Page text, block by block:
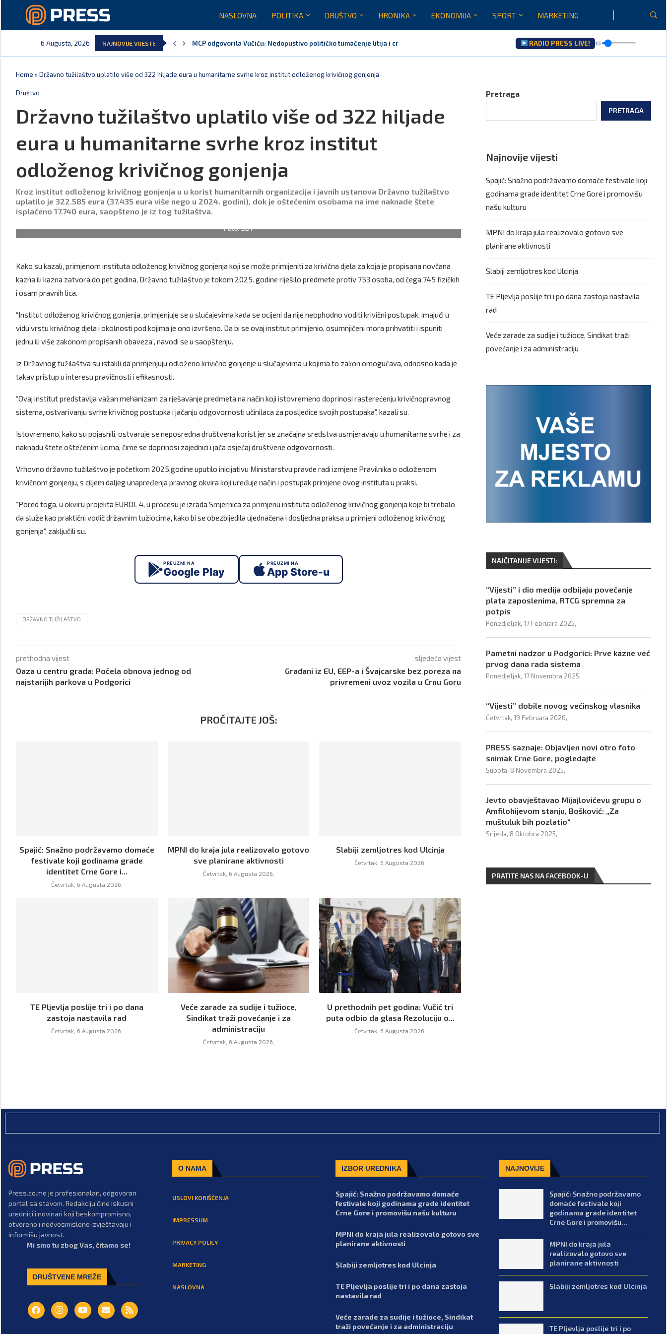
NASLOVNA POLITIKA DRUŠTVO HRONIKA EKONOMIJA SPORT MARKETING
6 Augusta, 2026 NAJNOVIJE VIJESTI:
MCP odgovorila Vučiću: Nedopustivo političko tumačenje litija i crkvenih pitanja
Andrić: Crnoj Gori nije bilo mjesto na obilježavanju „Oluje“
Spajić: Gusinje primjer sredine u kojoj se različiti identiteti međusobno uvažavaju...
Vučić čuva Marovića do zastare presude
Poreska uprava: Za sedam mjeseci naplaćeno više od milijardu eura bruto...
Laković: Crna Gora nije dobila zvaničnu inicijativu za centre za migrante
RADIO PRESS LIVE!
Home »Državno tužilaštvo uplatilo više od 322 hiljade eura u humanitarne svrhe kroz institut odloženog krivičnog gonjenja
Društvo
Državno tužilaštvo uplatilo više od 322 hiljade
eura u humanitarne svrhe kroz institut
odloženog krivičnog gonjenja
Kroz institut odloženog krivičnog gonjenja u u korist humanitarnih organizacija i javnih ustanova Državno tužilaštvo
uplatilo je 322.585 eura (37.435 eura više nego u 2024. godini), dok je oštećenim osobama na ime naknade štete
isplaćeno 17.740 eura, saopšteno je iz tog tužilaštva.
Foto: SDT
Kako su kazali, primjenom instituta odloženog krivičnog gonjenja koji se može primijeniti za krivična djela za koja je propisana novčana
kazna ili kazna zatvora do pet godina, Državno tužilaštvo je tokom 2025. godine riješilo predmete protiv 753 osoba, od čega 745 fizičkih
i osam pravnih lica.
“Institut odloženog krivičnog gonjenja, primjenjuje se u slučajevima kada se ocijeni da nije neophodno voditi krivični postupak, imajući u
vidu vrstu krivičnog djela i okolnosti pod kojima je ono izvršeno. Da bi se ovaj institut primijenio, osumnjičeni mora prihvatiti i ispuniti
jednu ili više zakonom propisanih obaveza”, navodi se u saopštenju.
Iz Državnog tužilaštva su istakli da primjenjuju odloženo krivično gonjenje u slučajevima u kojima to zakon omogućava, odnosno kada je
takav pristup u interesu pravičnosti i efikasnosti.
“Ovaj institut predstavlja važan mehanizam za rješavanje predmeta na način koji istovremeno doprinosi rasterećenju krivičnopravnog
sistema, ostvarivanju svrhe krivičnog postupka i jačanju odgovornosti učinilaca za posljedice svojih postupaka”, kazali su.
Istovremeno, kako su pojasnili, ostvaruje se neposredna društvena korist jer se značajna sredstva usmjeravaju u humanitarne svrhe i za
naknadu štete oštećenim licima, čime se doprinosi zajednici i jača osjećaj društvene odgovornosti.
Vrhovno državno tužilaštvo je početkom 2025.godine uputilo inicijativu Ministarstvu pravde radi izmjene Pravilnika o odloženom
krivičnom gonjenju, s ciljem daljeg unapređenja pravnog okvira koji uređuje način i postupak primjene ovog instituta u praksi.
“Pored toga, u okviru projekta EUROL 4, u procesu je izrada Smjernica za primjenu instituta odloženog krivičnog gonjenja koje bi trebalo
da služe kao praktični vodič državnim tužiocima, kako bi se obezbijedila ujednačena i dosljedna praksa u primjeni odloženog krivičnog
gonjenja”, zaključili su.
PREUZMI NA
Google Play
PREUZMI NA
App Store-u
DRŽAVNO TUŽILAŠTVO
prethodna vijest
Oaza u centru grada: Počela obnova jednog od
najstarijih parkova u Podgorici
sljedeća vijest
Građani iz EU, EEP-a i Švajcarske bez poreza na
privremeni uvoz vozila u Crnu Goru
PROČITAJTE JOŠ:
Spajić: Snažno podržavamo domaće
festivale koji godinama grade
identitet Crne Gore i...
Četvrtak, 6 Augusta 2026,
MPNI do kraja jula realizovalo gotovo
sve planirane aktivnosti
Četvrtak, 6 Augusta 2026,
Slabiji zemljotres kod Ulcinja
Četvrtak, 6 Augusta 2026,
TE Pljevlja poslije tri i po dana
zastoja nastavila rad
Četvrtak, 6 Augusta 2026,
Veće zarade za sudije i tužioce,
Sindikat traži povećanje i za
administraciju
Četvrtak, 6 Augusta 2026,
U prethodnih pet godina: Vučić tri
puta odbio da glasa Rezoluciju o...
Četvrtak, 6 Augusta 2026,
Pretraga
PRETRAGA
Najnovije vijesti
Spajić: Snažno podržavamo domaće festivale koji
godinama grade identitet Crne Gore i promovišu
našu kulturu
MPNI do kraja jula realizovalo gotovo sve
planirane aktivnosti
Slabiji zemljotres kod Ulcinja
TE Pljevlja poslije tri i po dana zastoja nastavila
rad
Veće zarade za sudije i tužioce, Sindikat traži
povećanje i za administraciju
NAJČITANIJE VIJESTI:
“Vijesti” i dio medija odbijaju povećanje
plata zaposlenima, RTCG spremna za
potpis
Ponedjeljak, 17 Februara 2025,
Pametni nadzor u Podgorici: Prve kazne već
prvog dana rada sistema
Ponedjeljak, 17 Novembra 2025,
“Vijesti” dobile novog većinskog vlasnika
Četvrtak, 19 Februara 2026,
PRESS saznaje: Objavljen novi otro foto
snimak Crne Gore, pogledajte
Subota, 8 Novembra 2025,
Jevto obavještavao Mijajlovićevu grupu o
Amfilohijevom stanju, Bošković: „Za
muštuluk bih pozlatio“
Srijeda, 8 Oktobra 2025,
PRATITE NAS NA FACEBOOK-U
Press.co.me je profesionalan, odgovoran
portal sa stavom. Redakciju čine iskusni
urednici i novinari koji beskompromisno,
otvoreno i nedvosmisleno izvještavaju i
informišu javnost.
Mi smo tu zbog Vas, čitamo se!
DRUŠTVENE MREŽE
O NAMA
USLOVI KORIŠĆENJA
IMPRESSUM
PRIVACY POLICY
MARKETING
NASLOVNA
IZBOR UREDNIKA
Spajić: Snažno podržavamo domaće
festivale koji godinama grade identitet
Crne Gore i promovišu našu kulturu
MPNI do kraja jula realizovalo gotovo sve
planirane aktivnosti
Slabiji zemljotres kod Ulcinja
TE Pljevlja poslije tri i po dana zastoja
nastavila rad
Veće zarade za sudije i tužioce, Sindikat
traži povećanje i za administraciju
NAJNOVIJE
Spajić: Snažno podržavamo
domaće festivale koji
godinama grade identitet
Crne Gore i promovišu...
MPNI do kraja jula
realizovalo gotovo sve
planirane aktivnosti
Slabiji zemljotres kod Ulcinja
TE Pljevlja poslije tri i po